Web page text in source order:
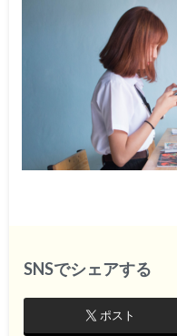
SNSでシェアする
ポスト